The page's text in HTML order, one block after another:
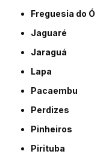
Freguesia do Ó
Jaguaré
Jaraguá
Lapa
Pacaembu
Perdizes
Pinheiros
Pirituba